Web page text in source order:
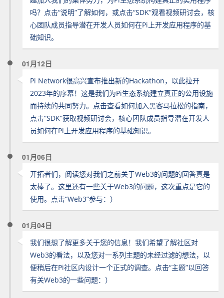
吗？点击“说明”了解如何，或点击“SDK”观看视频研讨会，核
心团队成员指导潜在开发人员如何在Pi上开发应用程序的基
础知识。
01月12日
Pi Network很高兴宣布推出新的Hackathon，以此拉开
2023年的序幕！这是我们为Pi生态系统建立真正的公用设施
而持续的共同努力。点击查看如何加入黑客马拉松的指南，
点击“SDK”获取视频研讨会，核心团队成员指导潜在开发人
员如何在Pi上开发应用程序的基础知识。
01月06日
开拓者们，阅读您对我们之前关于Web3的问题的回答真是
太棒了。这里还有一些关于Web3的问题，这次重点是它的
使用。点击“Web3”参与：）
01月04日
我们很想了解更多关于您的信息！我们希望了解社区对
Web3的看法，以及您对一系列主题的未经过滤的想法，以
便稍后在Pi社区内设计一个正式的调查。点击“主题”以回答
有关Web3的一些问题：）